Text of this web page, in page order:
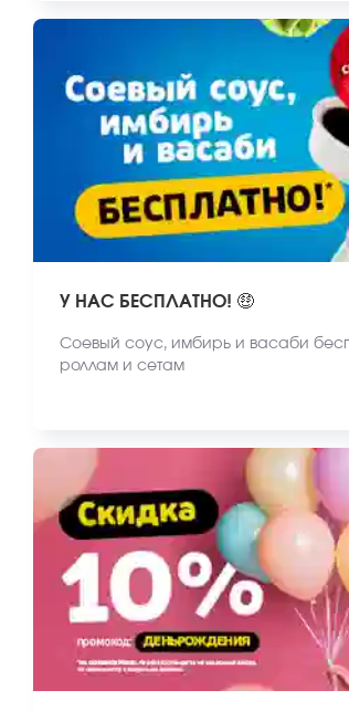
У НАС БЕСПЛАТНО! 🤑
Соевый соус, имбирь и васаби
роллам и сетам